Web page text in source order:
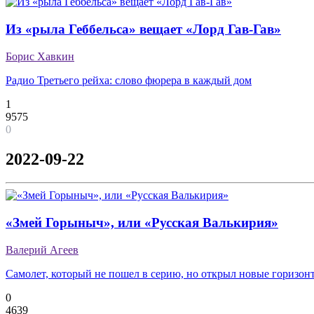
Из «рыла Геббельса» вещает «Лорд Гав-Гав»
Борис Хавкин
Радио Третьего рейха: слово фюрера в каждый дом
1
9575
0
2022-09-22
«Змей Горыныч», или «Русская Валькирия»
Валерий Агеев
Самолет, который не пошел в серию, но открыл новые
0
4639